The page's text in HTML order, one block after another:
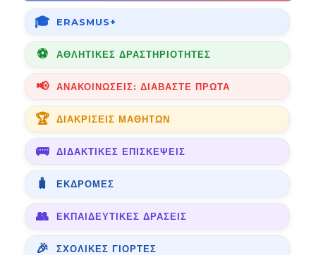
ERASMUS+
ΑΘΛΗΤΙΚΈΣ ΔΡΑΣΤΗΡΙΌΤΗΤΕΣ
ΑΝΑΚΟΙΝΏΣΕΙΣ: ΔΙΑΒΆΣΤΕ ΠΡΏΤΑ
ΔΙΑΚΡΊΣΕΙΣ ΜΑΘΗΤΏΝ
ΔΙΔΑΚΤΙΚΈΣ ΕΠΙΣΚΈΨΕΙΣ
ΕΚΔΡΟΜΈΣ
ΕΚΠΑΙΔΕΥΤΙΚΈΣ ΔΡΆΣΕΙΣ
ΣΧΟΛΙΚΈΣ ΓΙΟΡΤΈΣ